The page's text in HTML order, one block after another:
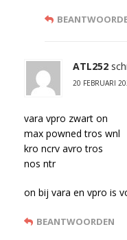
ATL252
20 FEBRUARI
vara vpro zwart on
max powned tros wnl
kro ncrv avro tros
nos ntr
on bij vara en vpro is
BEANTWOORDEN